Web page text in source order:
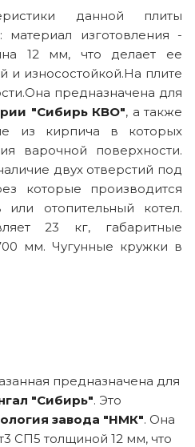
данной плиты
материал изготовления -
12 мм, что делает ее
и износостойкой.На плите
предназначена для
"Сибирь КВО", а также
из кирпича в которых
варочной поверхности.
двух отверстий под
которые производится
отопительный котел.
23 кг, габаритные
мм. Чугунные кружки в
предназначена для
"Сибирь". Это
завода "НМК". Она
СП5 толщиной 12 мм, что